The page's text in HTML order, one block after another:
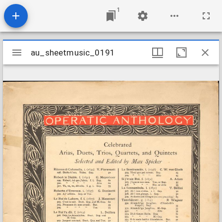
1
Mirador
viewer
au_sheetmusic_0191
au_sheetmusic_0191